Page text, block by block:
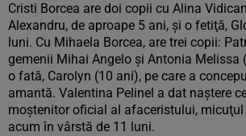
Cristi Borcea are doi copii cu Alina
Alexandru, de aproape 5 ani, şi o fetiţă,
luni. Cu Mihaela Borcea, are trei copii:
gemenii Mihai Angelo şi Antonia Melissa
o fată, Carolyn (10 ani), pe care a
amantă. Valentina Pelinel a dat naştere
moştenitor oficial al afaceristului,
acum în vârstă de 11 luni.